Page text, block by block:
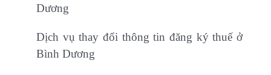
Dương
Dịch vụ thay đổi thông tin đăng ký thuế ở
Bình Dương